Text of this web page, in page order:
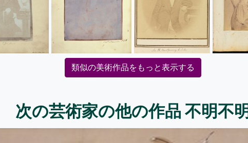
類似の美術作品をもっと表示する
次の芸術家の他の作品 不明不